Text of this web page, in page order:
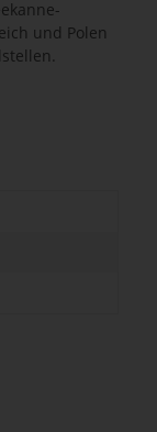
und Polen